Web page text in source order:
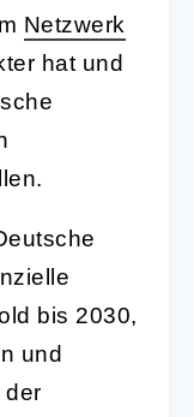
Netzwerk
hat und
bis 2030,
und
der